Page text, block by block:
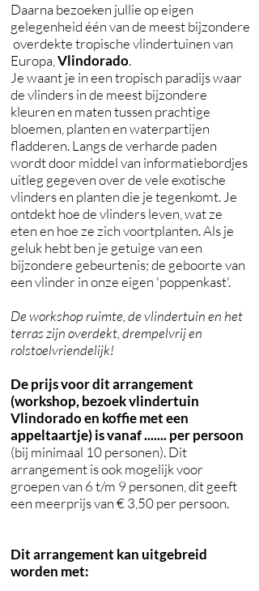
Daarna bezoeken jullie op eigen
gelegenheid één van de meest bijzondere
overdekte tropische vlindertuinen van
Europa, Vlindorado.
Je waant je in een tropisch paradijs waar
de vlinders in de meest bijzondere
kleuren en maten tussen prachtige
bloemen, planten en waterpartijen
fladderen. Langs de verharde paden
wordt door middel van informatiebordjes
uitleg gegeven over de vele exotische
vlinders en planten die je tegenkomt. Je
ontdekt hoe de vlinders leven, wat ze
eten en hoe ze zich voortplanten. Als je
geluk hebt ben je getuige van een
bijzondere gebeurtenis; de geboorte van
een vlinder in onze eigen 'poppenkast'.
De workshop ruimte, de vlindertuin en het
terras zijn overdekt, drempelvrij en
rolstoelvriendelijk!
De prijs voor dit arrangement
(workshop, bezoek vlindertuin
Vlindorado en koffie met een
appeltaartje) is vanaf ....... per persoon
(bij minimaal 10 personen). Dit
arrangement is ook mogelijk voor
groepen van 6 t/m 9 personen, dit geeft
een meerprijs van € 3,50 per persoon.
Dit arrangement kan uitgebreid
worden met: